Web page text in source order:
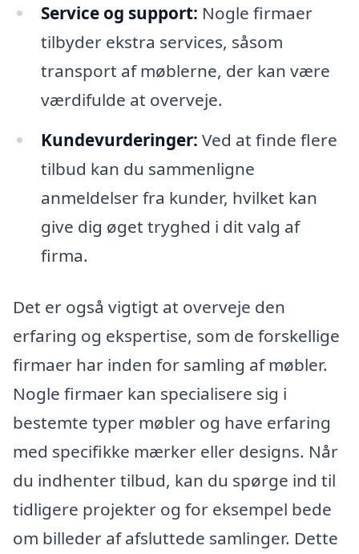
Service og support: Nogle firmaer
tilbyder ekstra services, såsom
transport af møblerne, der kan være
værdifulde at overveje.
Kundevurderinger: Ved at finde flere
tilbud kan du sammenligne
anmeldelser fra kunder, hvilket kan
give dig øget tryghed i dit valg af
firma.
Det er også vigtigt at overveje den
erfaring og ekspertise, som de forskellige
firmaer har inden for samling af møbler.
Nogle firmaer kan specialisere sig i
bestemte typer møbler og have erfaring
med specifikke mærker eller designs. Når
du indhenter tilbud, kan du spørge ind til
tidligere projekter og for eksempel bede
om billeder af afsluttede samlinger. Dette